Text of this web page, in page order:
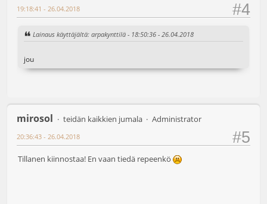
#4
19:18:41 - 26.04.2018
Lainaus käyttäjältä: arpakynttilä - 18:50:36 - 26.04.2018
jou
mirosol teidän kaikkien jumala Administrator
#5
20:36:43 - 26.04.2018
Tillanen kiinnostaa! En vaan tiedä repeenkö